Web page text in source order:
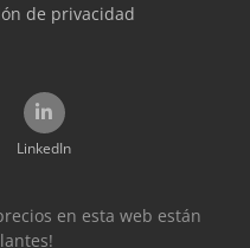
de privacidad
LinkedIn
en esta web están